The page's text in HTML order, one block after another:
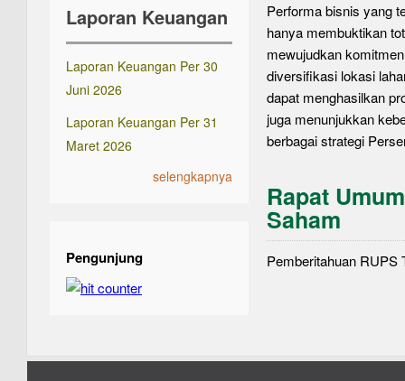
Laporan Keuangan
Laporan Keuangan Per 30
Juni 2026
Laporan Keuangan Per 31
Maret 2026
selengkapnya
Pengunjung
Performa bisnis yang
hanya membuktikan
mewujudkan
diversifikasi lokasi
dapat menghasilkan
juga menunjukkan
berbagai strategi
Rapat
Saham
Pemberitahuan RUPS